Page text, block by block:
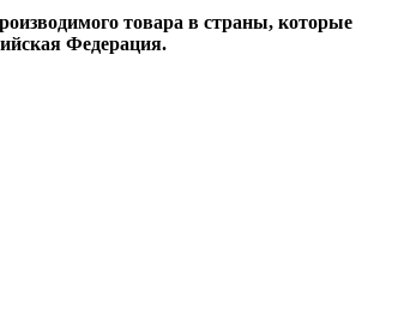
товара в страны, которые
Федерация.